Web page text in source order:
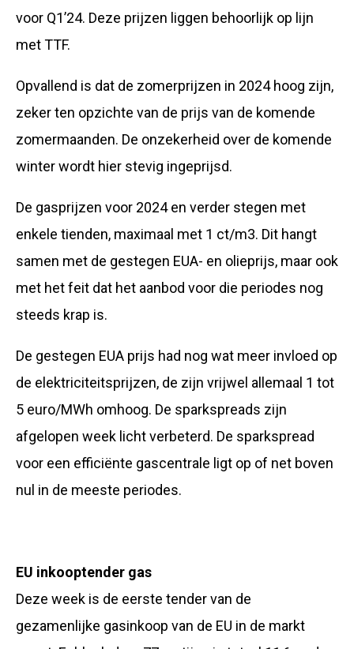
voor Q1’24. Deze prijzen liggen behoorlijk op lijn
met TTF.
Opvallend is dat de zomerprijzen in 2024 hoog zijn,
zeker ten opzichte van de prijs van de komende
zomermaanden. De onzekerheid over de komende
winter wordt hier stevig ingeprijsd.
De gasprijzen voor 2024 en verder stegen met
enkele tienden, maximaal met 1 ct/m3. Dit hangt
samen met de gestegen EUA- en olieprijs, maar ook
met het feit dat het aanbod voor die periodes nog
steeds krap is.
De gestegen EUA prijs had nog wat meer invloed op
de elektriciteitsprijzen, de zijn vrijwel allemaal 1 tot
5 euro/MWh omhoog. De sparkspreads zijn
afgelopen week licht verbeterd. De sparkspread
voor een efficiënte gascentrale ligt op of net boven
nul in de meeste periodes.
EU inkooptender gas
Deze week is de eerste tender van de
gezamenlijke gasinkoop van de EU in de markt